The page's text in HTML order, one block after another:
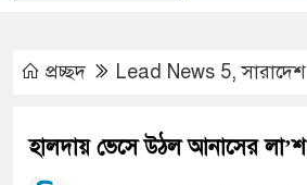
প্রচ্ছদ Lead News 5,সারাদেশ
হালদায় ভেসে উঠল আনাসের লা’শ